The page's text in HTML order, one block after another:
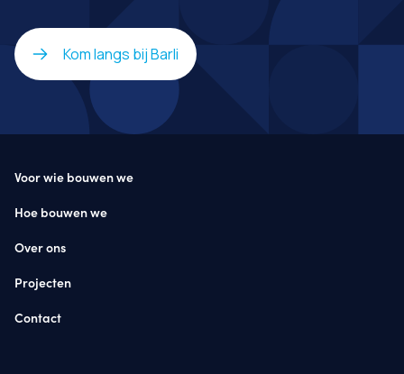
Kom langs bij Barli
Voor wie bouwen we
Hoe bouwen we
Over ons
Projecten
Contact